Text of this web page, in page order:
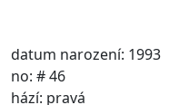
datum narození: 1993
no: # 46
hází: pravá